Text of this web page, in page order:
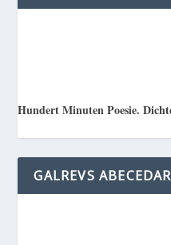
Hundert Minuten Poesie.
GALREVS